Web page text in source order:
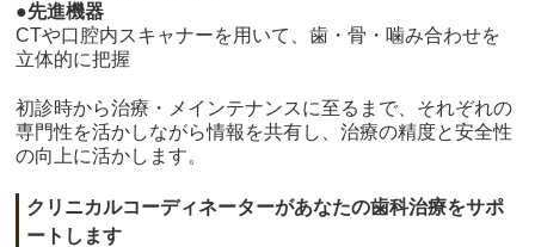
●先進機器
CTや口腔内スキャナーを用いて、歯・骨・噛み合わせを
立体的に把握
初診時から治療・メインテナンスに至るまで、それぞれの
専門性を活かしながら情報を共有し、治療の精度と安全性
の向上に活かします。
クリニカルコーディネーターがあなたの歯科治療をサポ
ートします